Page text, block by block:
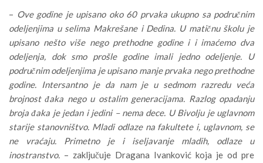
– Ove godine je upisano oko 60 prvaka ukupno sa područnim
odeljenjima u selima Makrešane i Dedina. U matičnu školu je
upisano nešto više nego prethodne godine i i imaćemo dva
odeljenja, dok smo prošle godine imali jedno odeljenje. U
područnim odeljenjima je upisano manje prvaka nego prethodne
godine. Intersantno je da nam je u sedmom razredu veća
brojnost đaka nego u ostalim generacijama. Razlog opadanju
broja đaka je jedan i jedini – nema dece. U Bivolju je uglavnom
starije stanovništvo. Mladi odlaze na fakultete i, uglavnom, se
ne vraćaju. Primetno je i iseljavanje mladih, odlaze u
inostranstvo. – zaključuje Dragana Ivanković koja je od pre